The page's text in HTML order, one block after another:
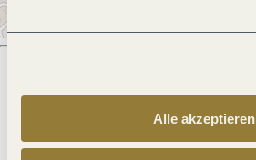
Alle akzeptieren